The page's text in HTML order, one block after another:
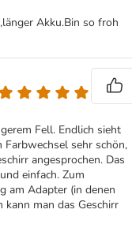
Akku.Bin so froh
Fell. Endlich sieht
Farbwechsel sehr schön,
angesprochen. Das
einfach. Zum
am Adapter (in denen
kann man das Geschirr